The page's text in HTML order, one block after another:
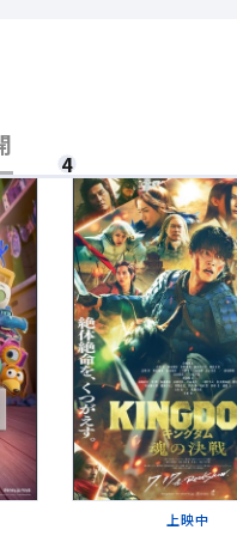
を選択しご購入ください。
る
る 上映中
？
情報は解除されます。
？
た情報は解除されます。